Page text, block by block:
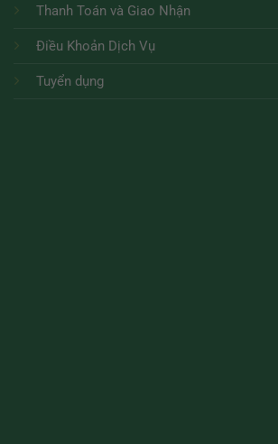
Thanh Toán và Giao Nhận
Điều Khoản Dịch Vụ
Tuyển dụng